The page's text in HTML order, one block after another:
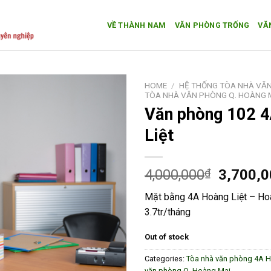
VỀ THÀNH NAM VĂN PHÒNG TRỐNG
HOME / HỆ THỐNG TÒA NHÀ
TÒA NHÀ VĂN PHÒNG Q. HOÀNG
Văn phòng 102
Liệt
4,000,000₫
Mặt bằng 4A Hoàng Liệt –
3.7tr/tháng
Out of stock
Categories: Tòa nhà văn phòng 4A